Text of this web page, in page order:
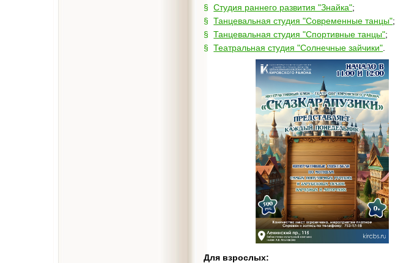
Студия раннего развития "Знайка";
Танцевальная студия "Современные танцы";
Танцевальная студия "Спортивные танцы";
Театральная студия "Солнечные зайчики"
Для взрослых: